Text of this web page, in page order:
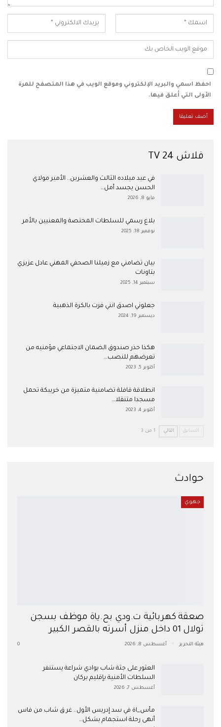
احفظ اسمي والبريد الإلكتروني وموقع الويب في هذا المتصفح للمرة
الأولى التي أعلق فيها.
فلاش 24 TV
في عيد ميلاده الثالث والعشرين.. الأمير مولاي
الحسن يجسد أمل…
مايو 8, 2026
بلاغ رسمي للسلطات المختصة والمعنيين بالأمر
نوفمبر 18, 2025
بيان تضامني مع زميلنا الصحفي المهني عادل عزيزي
بتاونات
سبتمبر 14, 2025
جعلوني اصدق انني فزت بالكرة الذهبية
ديسمبر 19, 2024
هكذا حذر صندوق الضمان الاجتماعي مؤمنيه من
تعرضهم للنصب…
أكتوبر 5, 2023
انطلاقة قافلة تضامنية متميزة من خريبكة تحمل
مسجدا متنقلا…
أكتوبر 4, 2023
السابق التالي 1 من 3
حوادث
جهوي
صعقة كهربائية ت.ودي بح.ياة موظف بسجن
تولال 01 داخل منزل أسرته بالقصر الكبير
هيئة التحرير أغسطس 8, 2026
العثور على جثة شاب بوادي شراعة يستنفر
السلطات الأمنية بإقليم بركان
أغسطس 7, 2026
مأس_اة في سد إدريس الأول.. غر ق شاب من فاس
أنهى رحلة استجمام بشكل…